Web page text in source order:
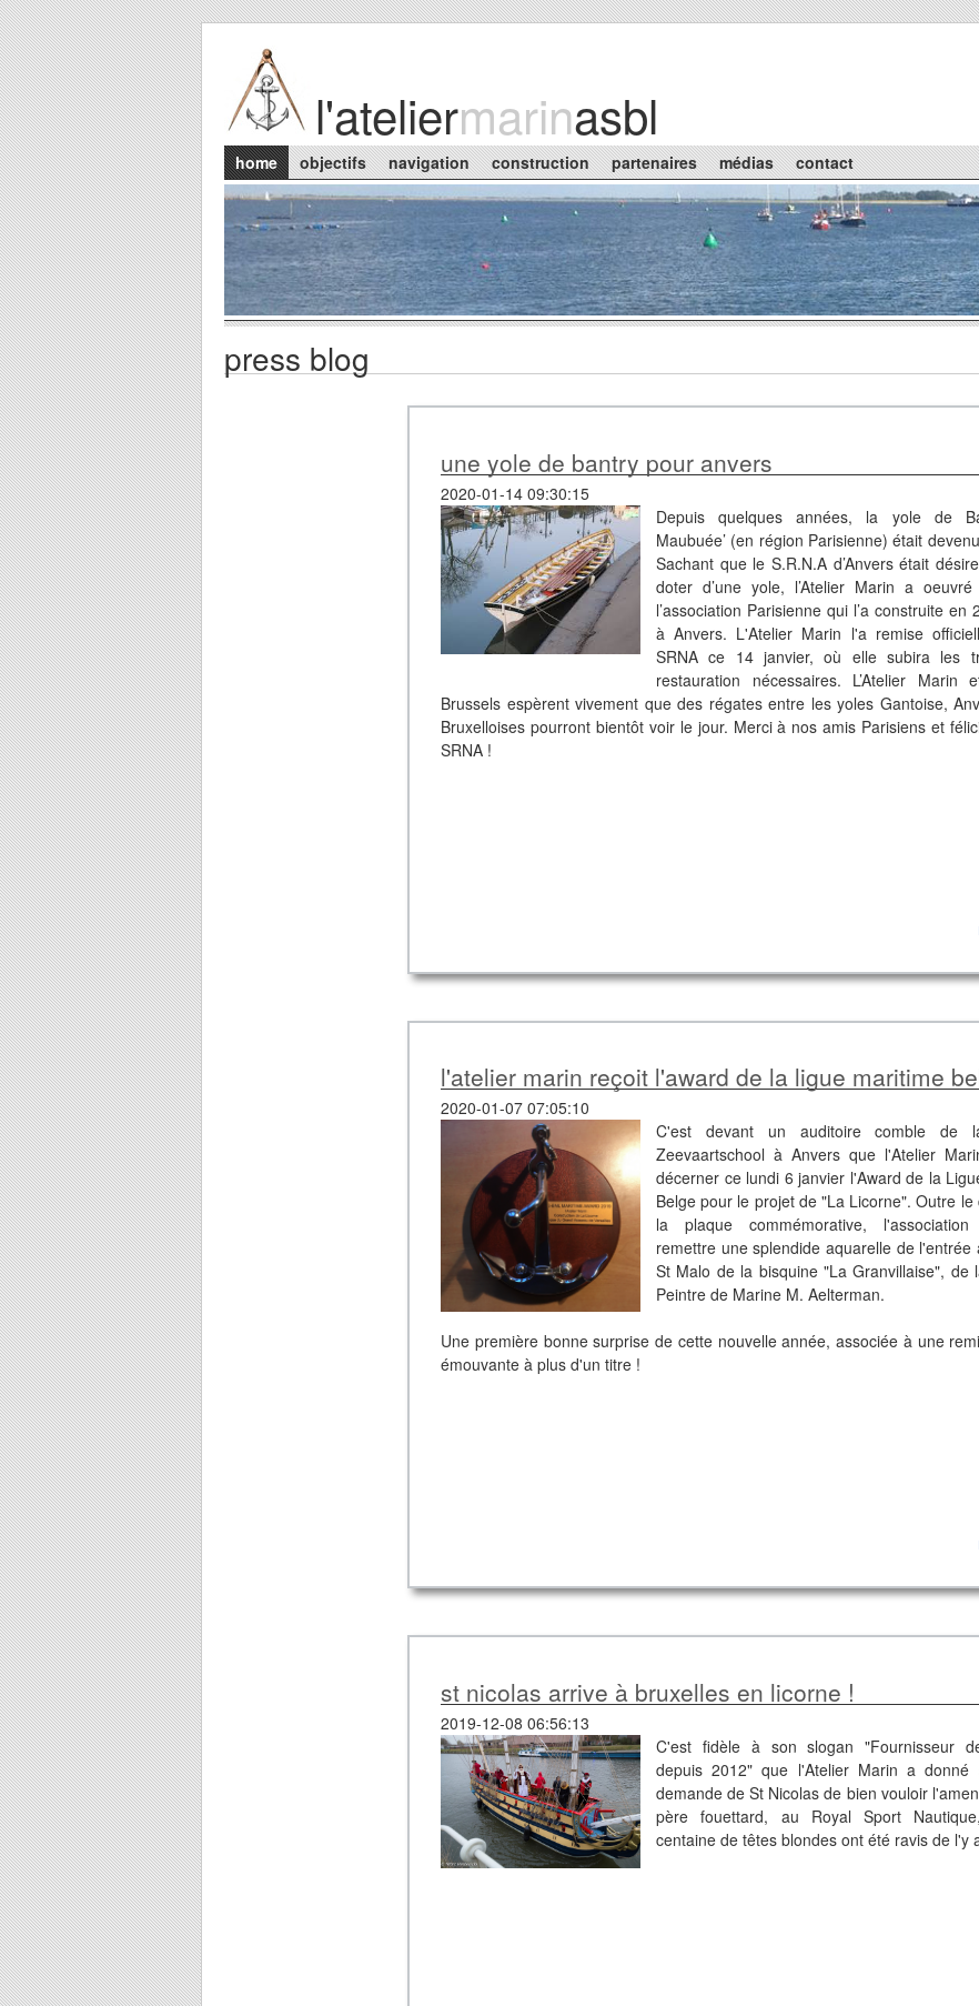
Skip to main content
l'ateliermarinasbl
Main menu
home objectifs navigation construction partenaires médias contact
press blog
une yole de bantry pour anvers
2020-01-14 09:30:15
Depuis quelques années, la yole de
Maubuée’ (en région Parisienne) était
Sachant que le S.R.N.A d’Anvers était
doter d’une yole, l’Atelier Marin a
l’association Parisienne qui l’a construite en
à Anvers. L'Atelier Marin l'a remise
SRNA ce 14 janvier, où elle subira les
restauration nécessaires. L’Atelier Marin
Brussels espèrent vivement que des régates entre les yoles Gantoise,
Bruxelloises pourront bientôt voir le jour. Merci à nos amis Parisiens et
SRNA !
l'atelier marin reçoit l'award de la ligue maritime
2020-01-07 07:05:10
C'est devant un auditoire comble de
Zeevaartschool à Anvers que l'Atelier
décerner ce lundi 6 janvier l'Award de la
Belge pour le projet de "La Licorne". Outre le
la plaque commémorative,
remettre une splendide aquarelle de l'entrée
St Malo de la bisquine "La Granvillaise", de
Peintre de Marine M. Aelterman.
Une première bonne surprise de cette nouvelle année, associée à une
émouvante à plus d'un titre !
st nicolas arrive à bruxelles en licorne !
2019-12-08 06:56:13
C'est fidèle à son slogan "Fournisseur
depuis 2012" que l'Atelier Marin a
demande de St Nicolas de bien vouloir
père fouettard, au Royal Sport
centaine de têtes blondes ont été ravis de l'y